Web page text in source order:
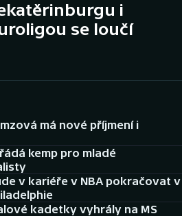
i
se loučí
má nové příjmení i
kemp pro mladé
v kariéře v NBA pokračovat v
kadetky vyhrály na MS